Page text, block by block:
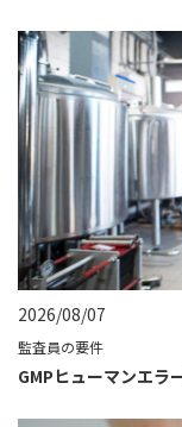
2026/08/07
監査員の要件
GMPヒューマンエラ